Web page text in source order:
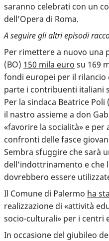
saranno celebrati con un
dell’Opera di Roma.
A seguire gli altri episodi
Per rimettere a nuovo una
(BO) 150 mila euro su 169
fondi europei per il rilancio
parte i contribuenti italiani
Per la sindaca Beatrice
il nastro assieme a don
«favorire la socialità» e per
confronti delle fasce
Sembra sfuggire che sarà
dell’indottrinamento e che
dovrebbero essere
Il Comune di Palermo ha
realizzazione di «attività
socio-culturali» per i centri
In occasione del giubileo